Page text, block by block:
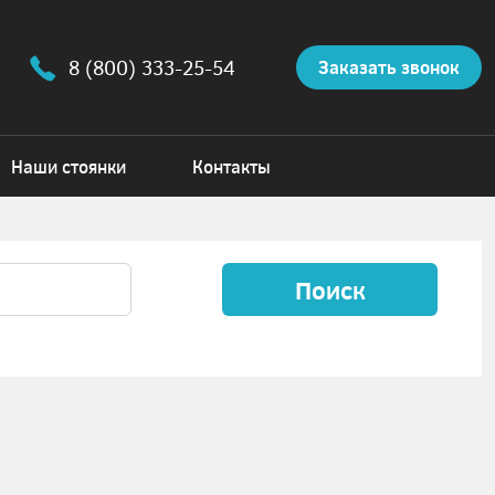
8 (800) 333-25-54 Заказать звонок
Наши стоянки Контакты
Поиск